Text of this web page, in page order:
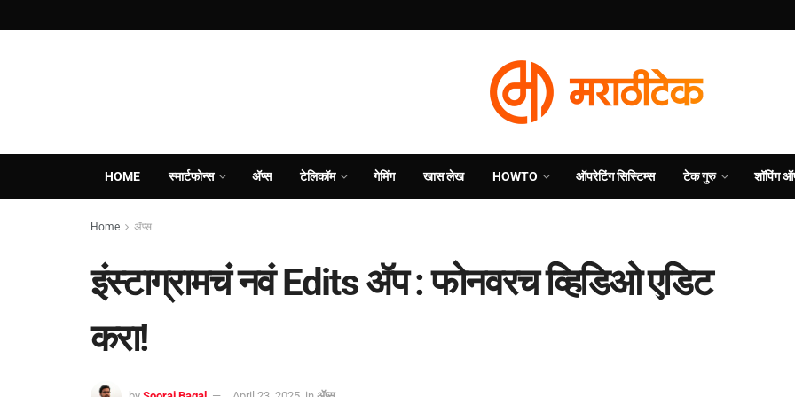
HOME स्मार्टफोन्स ॲप्स टेलिकॉम गेमिंग खास लेख HOWTO ऑपरेटिंग सिस्टिम्स टेक गुरु शॉपिंग
Home ॲप्स
इंस्टाग्रामचं नवं Edits ॲप : फोनवरच व्हिडिओ एडिट
करा!